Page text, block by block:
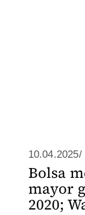
10.04.2025/
Bolsa
mayor
2020;